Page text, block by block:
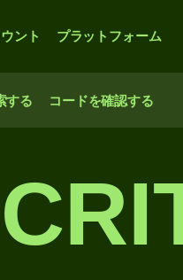
ント プラットフォーム
する コードを確認する